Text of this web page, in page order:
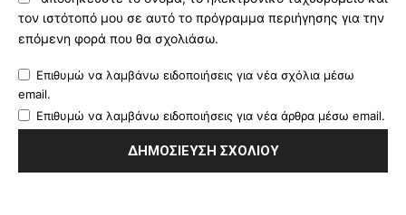
τον ιστότοπό μου σε αυτό το πρόγραμμα περιήγησης για την
επόμενη φορά που θα σχολιάσω.
Επιθυμώ να λαμβάνω ειδοποιήσεις για νέα σχόλια μέσω
email.
Επιθυμώ να λαμβάνω ειδοποιήσεις για νέα άρθρα μέσω email.